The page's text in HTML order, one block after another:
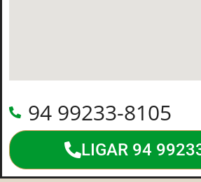
94 99233-8105
LIGAR 94